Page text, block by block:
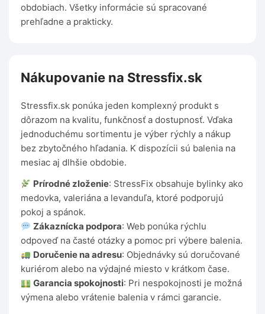
obdobiach. Všetky informácie sú spracované
prehľadne a prakticky.
Nákupovanie na Stressfix.sk
Stressfix.sk ponúka jeden komplexný produkt s
dôrazom na kvalitu, funkčnosť a dostupnosť. Vďaka
jednoduchému sortimentu je výber rýchly a nákup
bez zbytočného hľadania. K dispozícii sú balenia na
mesiac aj dlhšie obdobie.
Prírodné zloženie: StressFix obsahuje bylinky ako
medovka, valeriána a levanduľa, ktoré podporujú
pokoj a spánok.
Zákaznícka podpora: Web ponúka rýchlu
odpoveď na časté otázky a pomoc pri výbere balenia.
Doručenie na adresu: Objednávky sú doručované
kuriérom alebo na výdajné miesto v krátkom čase.
Garancia spokojnosti: Pri nespokojnosti je možná
výmena alebo vrátenie balenia v rámci garancie.